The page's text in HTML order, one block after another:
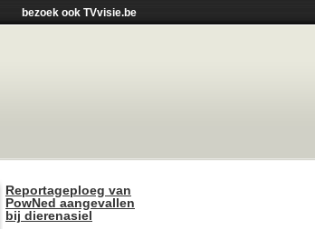
bezoek ook TVvisie.be
Reportageploeg van
PowNed aangevallen
bij dierenasiel